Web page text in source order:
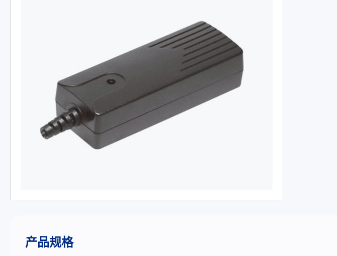
产品规格
AC/DC 医疗电源供应器
PD 充电器
DC/DC 电源适配器
内置机壳型电源适配器